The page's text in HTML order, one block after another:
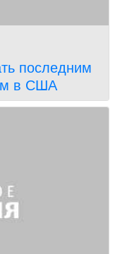
последним
в США